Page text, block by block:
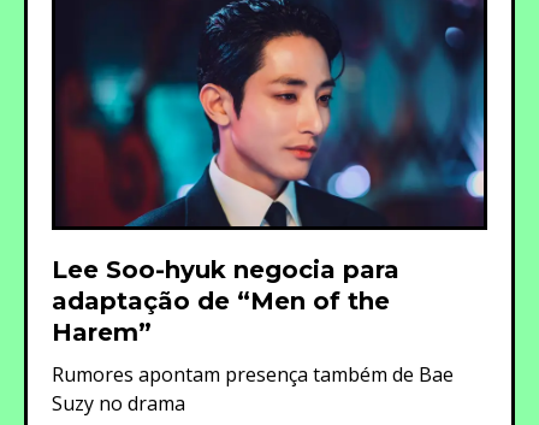
Lee Soo-hyuk negocia para
adaptação de “Men of the
Harem”
Rumores apontam presença também de Bae
Suzy no drama